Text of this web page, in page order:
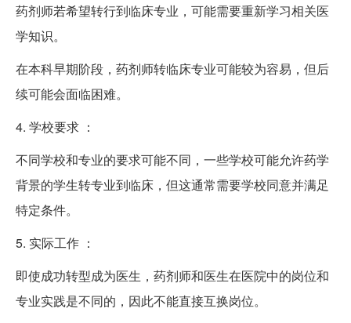
药剂师若希望转行到临床专业，可能需要重新学习相关医
学知识。
在本科早期阶段，药剂师转临床专业可能较为容易，但后
续可能会面临困难。
4. 学校要求 ：
不同学校和专业的要求可能不同，一些学校可能允许药学
背景的学生转专业到临床，但这通常需要学校同意并满足
特定条件。
5. 实际工作 ：
即使成功转型成为医生，药剂师和医生在医院中的岗位和
专业实践是不同的，因此不能直接互换岗位。